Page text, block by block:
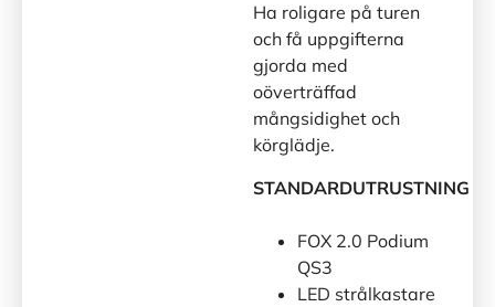
Ha roligare på turen
och få uppgifterna
gjorda med
oöverträffad
mångsidighet och
körglädje.
STANDARDUTRUSTNING
FOX 2.0 Podium
QS3
LED strålkastare